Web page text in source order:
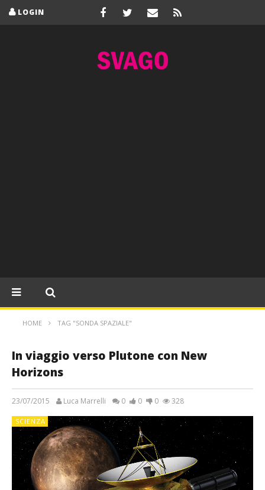
LOGIN
HOME TAG "SONDA SPAZIALE"
In viaggio verso Plutone con New
Horizons
23/07/2015 Luca Marrelli 0 0 0 328
SCIENZA